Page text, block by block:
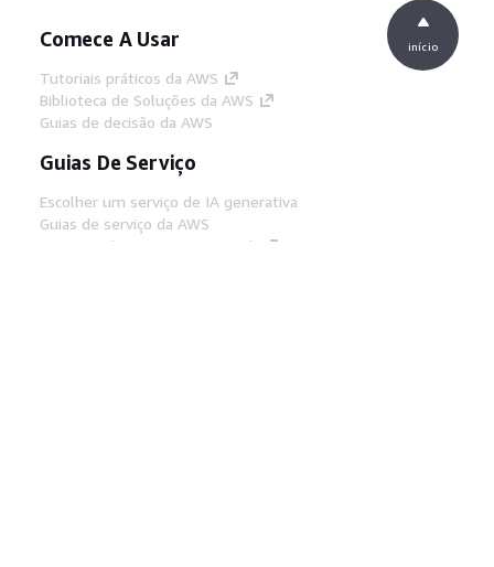
Comece A Usar
Tutoriais práticos da AWS
Biblioteca de Soluções da AWS
Guias de decisão da AWS
Guias De Serviço
Escolher um serviço de IA generativa
Guias de serviço da AWS
Tutoriais da AWS CLI no GitHub
início